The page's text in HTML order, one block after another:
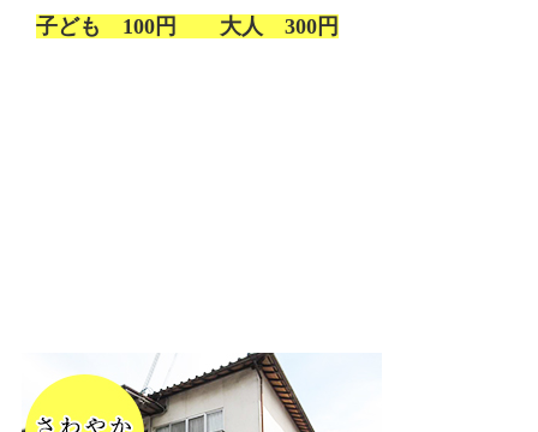
子ども 100円 大人 300円